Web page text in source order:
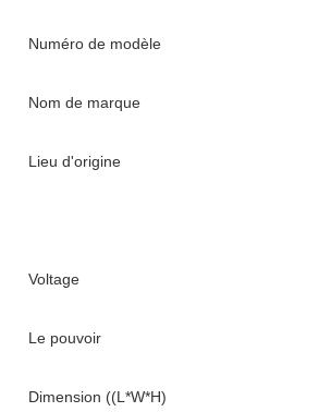
Numéro de modèle
Nom de marque
Lieu d'origine
Voltage
Le pouvoir
Dimension ((L*W*H)